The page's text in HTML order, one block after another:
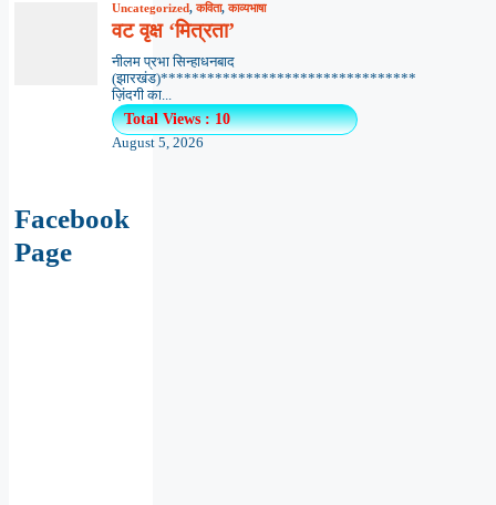
Uncategorized,कविता,काव्यभाषा
वट वृक्ष ‘मित्रता’
नीलम प्रभा सिन्हाधनबाद
(झारखंड)*********************************
ज़िंदगी का...
Total Views : 10
August 5, 2026
Facebook
Page